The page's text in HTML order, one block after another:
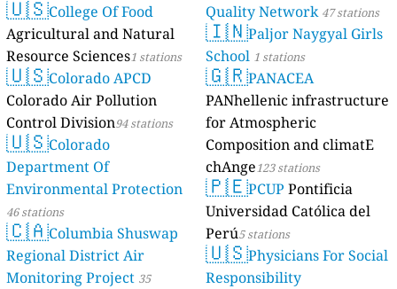
🇺🇸College Of Food
Agricultural and Natural
Resource Sciences1 stations
🇺🇸Colorado APCD
Colorado Air Pollution
Control Division94 stations
🇺🇸Colorado
Department Of
Environmental Protection
46 stations
🇨🇦Columbia Shuswap
Regional District Air
Monitoring Project 35
Quality Network 47 stations
🇮🇳Paljor Naygyal Girls
School 1 stations
🇬🇷PANACEA
PANhellenic infrastructure
for Atmospheric
Composition and climatE
chAnge123 stations
🇵🇪PCUP Pontificia
Universidad Católica del
Perú5 stations
🇺🇸Physicians For Social
Responsibility